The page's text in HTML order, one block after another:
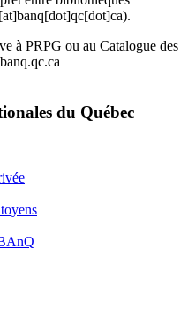
.
à PRPG ou au Catalogue des
banq.qc.ca
du Québec